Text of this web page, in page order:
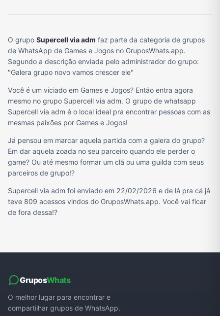
O grupo Supercell via adm faz parte da categoria de grupos
de WhatsApp de Games e Jogos no GruposWhats.app.
Segundo a descrição enviada pelo administrador do grupo:
"Galera grupo novo vamos crescer ele"
Você é um viciado em Games e Jogos? Então entra agora
mesmo no grupo Supercell via adm. O grupo de whatsapp
Supercell via adm é o local ideal pra encontrar pessoas com as
mesmas paixões por Games e Jogos!
Já pensou em marcar aquela partida com a galera do grupo?
Em dar aquela zoada no seu parceiro quando ele perder o
game? Ou até mesmo formar um clã ou uma guilda com seus
parceiros de grupo!?
Supercell via adm foi enviado em 22/02/2026 e de lá pra cá já
teve 809 acessos vindos do GruposWhats.app. Você vai ficar
de fora dessa!?
GruposWhats
O melhor lugar para encontrar e
compartilhar grupos de WhatsApp.